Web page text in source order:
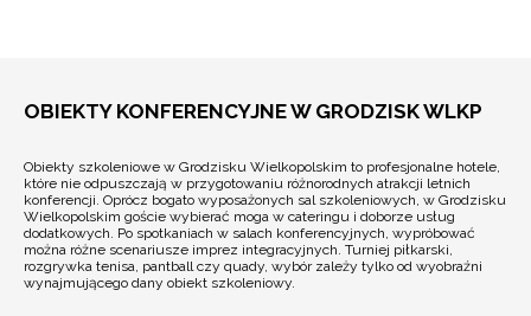
OBIEKTY KONFERENCYJNE W GRODZISK WLKP
Obiekty szkoleniowe w Grodzisku Wielkopolskim to profesjonalne hotele,
które nie odpuszczają w przygotowaniu różnorodnych atrakcji letnich
konferencji. Oprócz bogato wyposażonych sal szkoleniowych, w Grodzisku
Wielkopolskim goście wybierać moga w cateringu i doborze usług
dodatkowych. Po spotkaniach w salach konferencyjnych, wypróbować
można różne scenariusze imprez integracyjnych. Turniej piłkarski,
rozgrywka tenisa, pantball czy quady, wybór zależy tylko od wyobraźni
wynajmującego dany obiekt szkoleniowy.